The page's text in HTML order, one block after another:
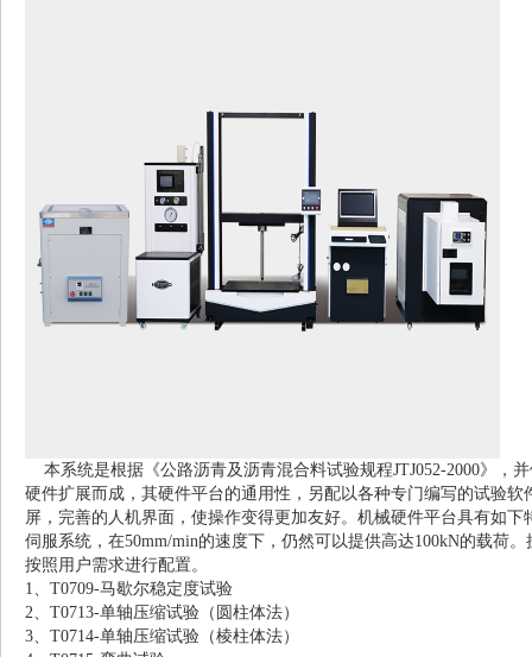
本系统是根据《公路沥青及沥青混合料试验规程JTJ052-2000》，
硬件扩展而成，其硬件平台的通用性，另配以各种专门编写的试验
屏，完善的人机界面，使操作变得更加友好。机械硬件平台具有如
伺服系统，在50mm/min的速度下，仍然可以提供高达100kN的载荷
按照用户需求进行配置。
1、T0709-马歇尔稳定度试验
2、T0713-单轴压缩试验（圆柱体法）
3、 T0714-单轴压缩试验（棱柱体法）